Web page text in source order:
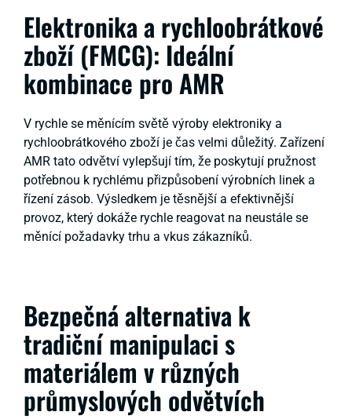
Elektronika a rychloobrátkové
zboží (FMCG): Ideální
kombinace pro AMR
V rychle se měnícím světě výroby elektroniky a
rychloobrátkového zboží je čas velmi důležitý. Zařízení
AMR tato odvětví vylepšují tím, že poskytují pružnost
potřebnou k rychlému přizpůsobení výrobních linek a
řízení zásob. Výsledkem je těsnější a efektivnější
provoz, který dokáže rychle reagovat na neustále se
měnící požadavky trhu a vkus zákazníků.
Bezpečná alternativa k
tradiční manipulaci s
materiálem v různých
průmyslových odvětvích